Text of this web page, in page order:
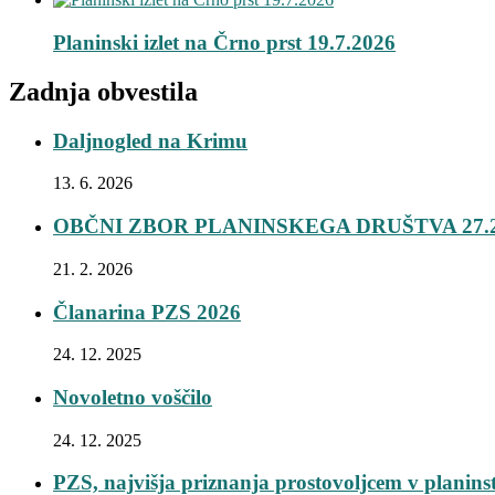
Planinski izlet na Črno prst 19.7.2026
Zadnja obvestila
Daljnogled na Krimu
13. 6. 2026
OBČNI ZBOR PLANINSKEGA DRUŠTVA
21. 2. 2026
Članarina PZS 2026
24. 12. 2025
Novoletno voščilo
24. 12. 2025
PZS, najvišja priznanja prostovoljcem v